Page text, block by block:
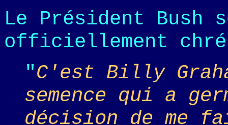
Le Président Bush
officiellement
"C'est Billy
semence qui a
décision de me